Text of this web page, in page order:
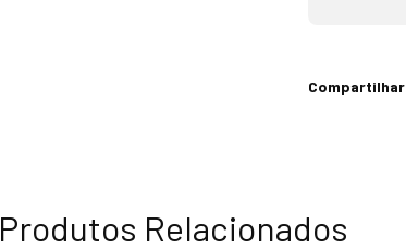
Compartilhar
Produtos Relacionados